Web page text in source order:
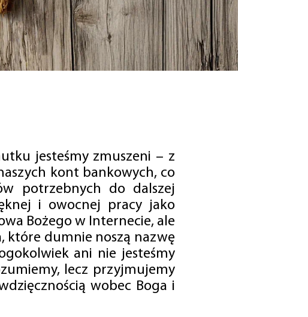
jesteśmy zmuszeni – z
kont bankowych, co
potrzebnych do dalszej
i owocnej pracy jako
Bożego w Internecie, ale
które dumnie noszą nazwę
ani nie jesteśmy
lecz przyjmujemy
wobec Boga i